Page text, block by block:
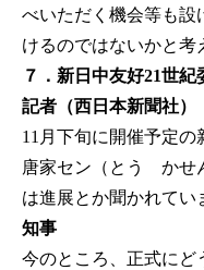
べいただく機会等も設
けるのではないかと考
７．新日中友好21世
記者（西日本新聞社）
11月下旬に開催予定の
唐家セン（とう かせ
は進展とか聞かれてい
知事
今のところ、正式にど